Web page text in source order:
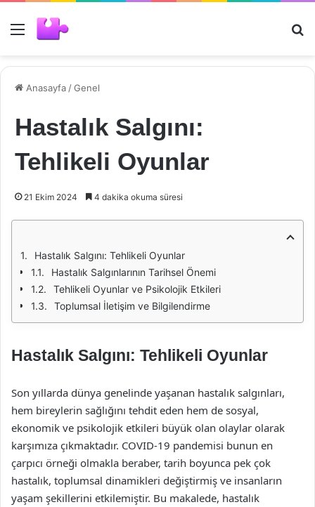
Menü
Anasayfa /Genel
Hastalık Salgını:
Tehlikeli Oyunlar
21 Ekim 2024 4 dakika okuma süresi
Hastalık Salgını: Tehlikeli Oyunlar
Hastalık Salgınlarının Tarihsel Önemi
Tehlikeli Oyunlar ve Psikolojik Etkileri
Toplumsal İletişim ve Bilgilendirme
Hastalık Salgını: Tehlikeli Oyunlar
Son yıllarda dünya genelinde yaşanan hastalık salgınları,
hem bireylerin sağlığını tehdit eden hem de sosyal,
ekonomik ve psikolojik etkileri büyük olan olaylar olarak
karşımıza çıkmaktadır. COVID-19 pandemisi bunun en
çarpıcı örneği olmakla beraber, tarih boyunca pek çok
hastalık, toplumsal dinamikleri değiştirmiş ve insanların
yaşam şekillerini etkilemiştir. Bu makalede, hastalık